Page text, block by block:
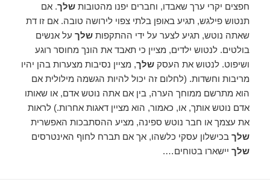
חפצים יקרי ערך שאבדו, וחברים יפנו מהטובותשלך. אם
תנטוש פילגש, תגיע באופן בלתי צפוי לירושה טובה. אם זו דת
שאתה נוטש, תגיע לצער על ידי ההתקפותשלך על אנשים
בולטים. לנטוש ילדים, מציין כי תאבד את הונך מחוסר רוגע
ושיפוט. לנטוש את העסקשלך, מציין נסיבות מצערות בהן יהיו
מריבות וחשדות. (לחלום זה יכול להיות הגשמה מילולית אם
הוא מתרשם ממוחך הערה, בין אם אתה נוטש אדם, או שאותו
אדם נוטש אותך, או, כאמור, הוא מציין דאגות אחרות.) לראות
את עצמך או חבר נוטש ספינה, מציע ההסתבכות האפשרית
שלך בכישלון עסקי כלשהו, ​​אך אם תברח לחוף האינטרסים
שלך יישארו בטוחים….